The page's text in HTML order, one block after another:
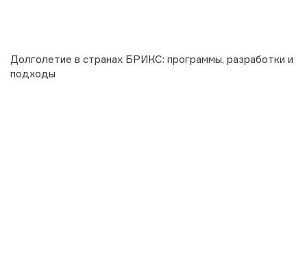
Долголетие в странах БРИКС: программы, разработки и
подходы